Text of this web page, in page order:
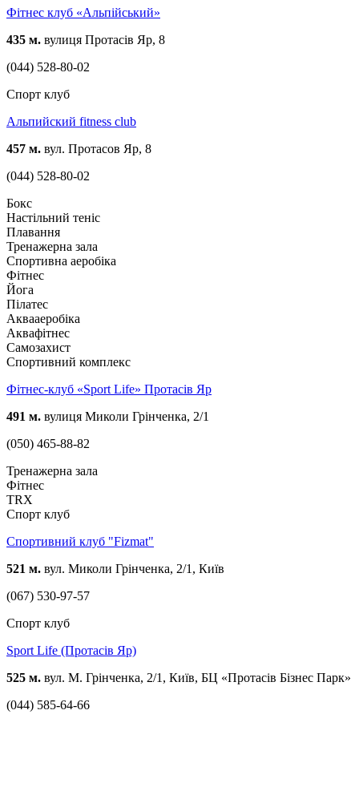
Фітнес клуб «Альпійський»
435 м. вулиця Протасів Яр, 8
(044) 528-80-02
Спорт клуб
Альпийский fitness club
457 м. вул. Протасов Яр, 8
(044) 528-80-02
Бокс
Настільний теніс
Плавання
Тренажерна зала
Спортивна аеробіка
Фітнес
Йога
Пілатес
Аквааеробіка
Аквафітнес
Самозахист
Спортивний комплекс
Фітнес-клуб «Sport Life» Протасів Яр
491 м. вулиця Миколи Грінченка, 2/1
(050) 465-88-82
Тренажерна зала
Фітнес
TRX
Спорт клуб
Спортивний клуб "Fizmat"
521 м. вул. Миколи Грінченка, 2/1, Київ
(067) 530-97-57
Спорт клуб
Sport Life (Протасів Яр)
525 м. вул. М. Грінченка, 2/1, Київ, БЦ «Протасів Бізнес Парк»
(044) 585-64-66